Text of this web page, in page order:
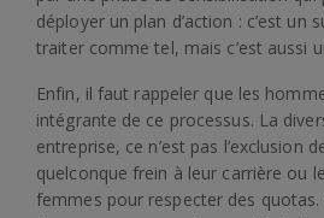
déployer un plan d’action : c’est un
traiter comme tel, mais c’est aussi
Enfin, il faut rappeler que les
intégrante de ce processus. La
entreprise, ce n’est pas l’exclusion
quelconque frein à leur carrière ou
femmes pour respecter des quotas.